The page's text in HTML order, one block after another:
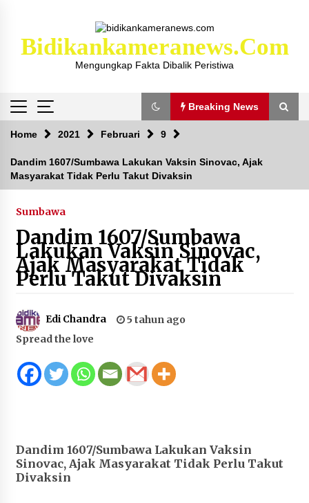
Bidikankameranews.com
Mengungkap Fakta Dibalik Peristiwa
Breaking News
Breaking News
Kejaksaan KSB Mulai Lidik Mafia Tanah Desa
Sekongkang Bawah
2 tahun ago
Laporan Dugaan Pencabulan di Desa Sepayung
Kec. Plampang, Polres Sumbawa Pastikan
Proses Penyelidikan Berjalan Maksimal
4 minggu ago
Anggota Satlantas Polres Sumbawa, Briptu
Juanda, Edukasi Masyarakat dalam Mengurus
Administrasi Kendaraan Berupa SIM
HUT ke-46 Dekranas di Makassar, di Hadapan
Bupati H. Jarot : Demi Keberlanjutan Pelayanan,
Perumdam Batulanteh Akan Lakukan
Penyesuaian Tarif Air Minum
Home 2021 Februari 9
Dandim 1607/Sumbawa Lakukan Vaksin Sinovac, Ajak
Masyarakat Tidak Perlu Takut Divaksin
Sumbawa
Dandim 1607/Sumbawa
Lakukan Vaksin Sinovac,
Ajak Masyarakat Tidak
Perlu Takut Divaksin
Edi Chandra
5 tahun ago
Spread the love
Dandim 1607/Sumbawa Lakukan Vaksin
Sinovac, Ajak Masyarakat Tidak Perlu Takut
Divaksin